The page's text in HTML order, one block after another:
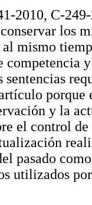
2010, C-
los
mismo
competencia
sentencias
porque
y la
el control
pasado
utilizados